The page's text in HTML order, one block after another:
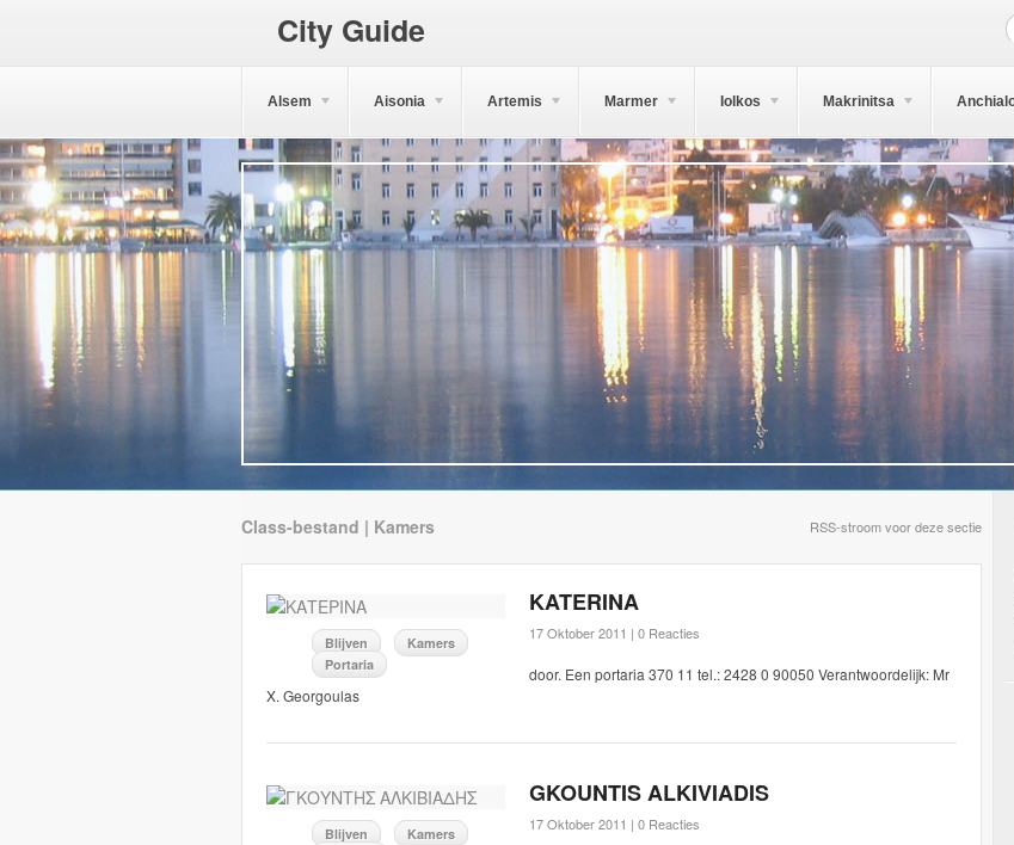
City Guide
Alsem Aisonia Artemis Marmer Iolkos Makrinitsa
Class-bestand | Kamers RSS-stroom voor deze sectie
Blijven
Kamers
Portaria
KATERINA
17 Oktober 2011 | 0 Reacties
door. Een portaria 370 11 tel.: 2428 0 90050 Verantwoordelijk: Mr
X. Georgoulas
Blijven
Kamers
GKOUNTIS ALKIVIADIS
17 Oktober 2011 | 0 Reacties